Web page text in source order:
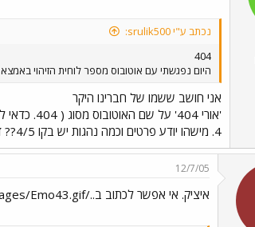
נכתב ע"י srulik500:
404
היום נפגשתי עם אוטובוס מספר לוחית הזיהוי באמצא 147 בקו לנתניה אבל בצד היו מדבקות 404 זה קשור ל404 שלנו מהפורום
אני חושב ששמו של חברינו היקר
'אורי 404' על שם האוטובוס מסוג ( 404. כדאי לשאול אותו.
4. מישהו יודע פרטים וכמה נהגות יש בקו 4/5?? דרך אגב לפני כמה ימים נסעתי עם אחת מהנהגות שהייתה בכבה מ Y-NET בקו 301.
12/7/05
איציק. אי אפשר לכתוב ב../images/Emo43.gif את